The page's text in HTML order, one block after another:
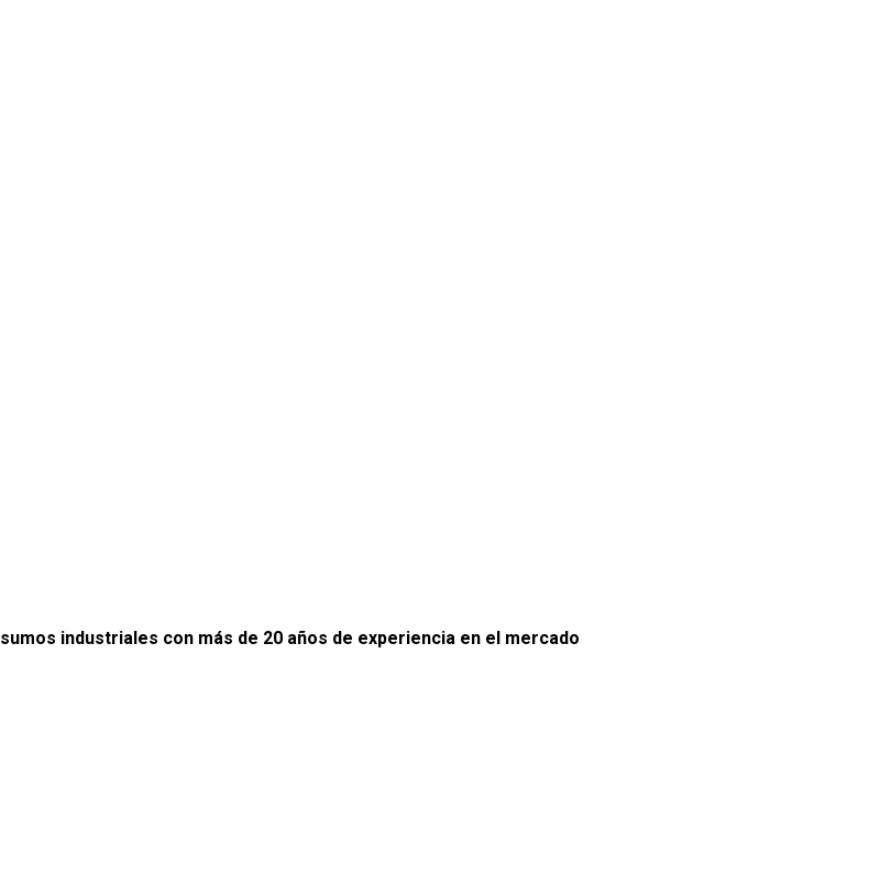
industriales con más de 20 años de experiencia en el mercado